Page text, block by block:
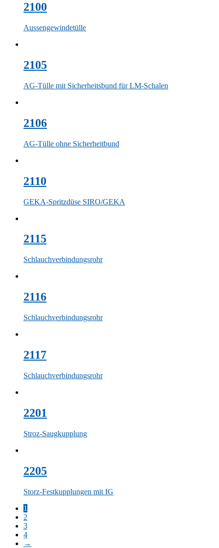
2100
Aussengewindetülle
2105
AG-Tülle mit Sicherheitsbund für LM-Schalen
2106
AG-Tülle ohne Sicherheitbund
2110
GEKA-Spritzdüse SIRO/GEKA
2115
Schlauchverbindungsrohr
2116
Schlauchverbindungsrohr
2117
Schlauchverbindungsrohr
2201
Stroz-Saugkupplung
2205
Storz-Festkupplungen mit IG
1
2
3
4
→